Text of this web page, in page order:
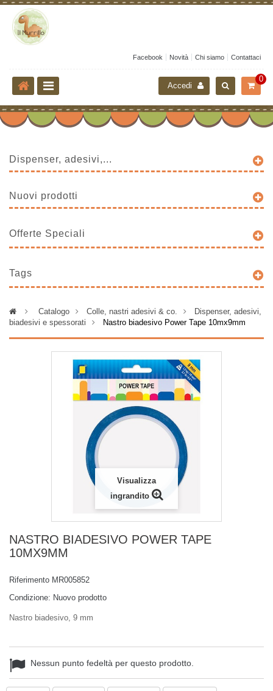
Facebook Novità Chi siamo Contattaci
0
Accedi
Dispenser, adesivi,...
Nuovi prodotti
Offerte Speciali
Tags
> Catalogo > Colle, nastri adesivi & co. >
Dispenser, adesivi,
biadesivi e spessorati
> Nastro biadesivo Power Tape 10mx9mm
Visualizza
ingrandito
NASTRO BIADESIVO POWER TAPE
10MX9MM
Riferimento MR005852
Condizione: Nuovo prodotto
Nastro biadesivo, 9 mm
Nessun punto fedeltà per questo prodotto.